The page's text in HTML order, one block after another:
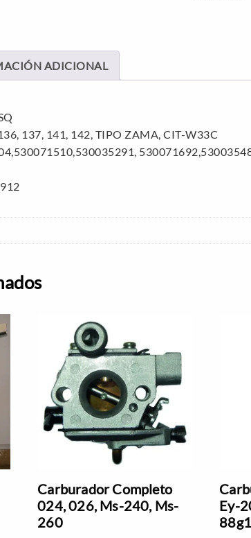
ADICIONAL
137, 141, 142, TIPO ZAMA, CIT-W33C
Carburador Completo
024, 026, Ms-240, Ms-
260
Ey-